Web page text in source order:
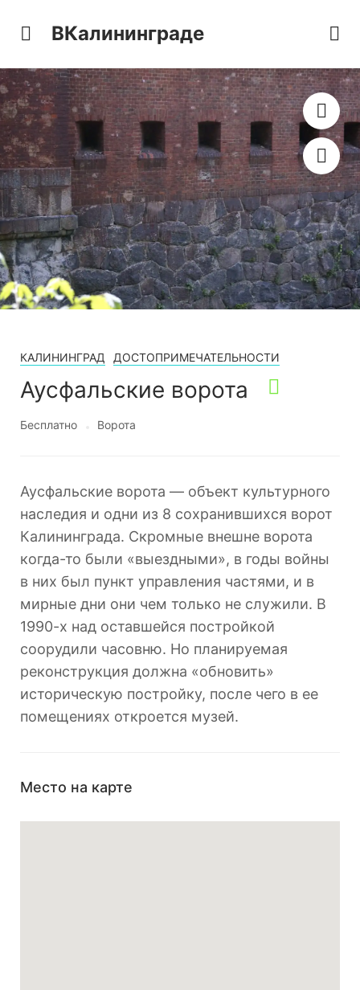
ВКалининграде
КАЛИНИНГРАД ДОСТОПРИМЕЧАТЕЛЬНОСТИ
Аусфальские ворота
Бесплатно Ворота
Аусфальские ворота — объект культурного
наследия и одни из 8 сохранившихся ворот
Калининграда. Скромные внешне ворота
когда-то были «выездными», в годы войны
в них был пункт управления частями, и в
мирные дни они чем только не служили. В
1990-х над оставшейся постройкой
соорудили часовню. Но планируемая
реконструкция должна «обновить»
историческую постройку, после чего в ее
помещениях откроется музей.
Место на карте